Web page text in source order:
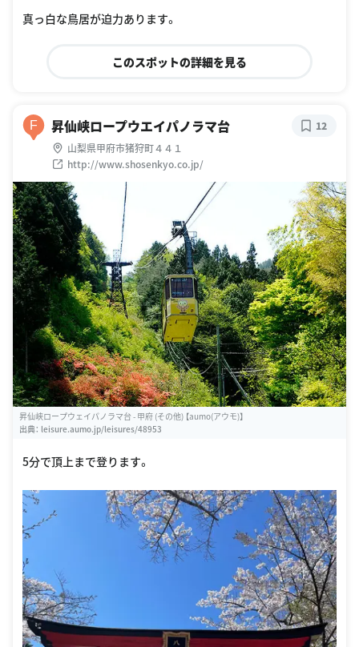
真っ白な鳥居が迫力あります。
このスポットの詳細を見る
F 昇仙峡ロープウエイパノラマ台
山梨県甲府市猪狩町４４１
http://www.shosenkyo.co.jp/
12
昇仙峡ロープウェイパノラマ台 - 甲府 (その他) 【aumo(アウモ)】
出典： leisure.aumo.jp/leisures/48953
5分で頂上まで登ります。